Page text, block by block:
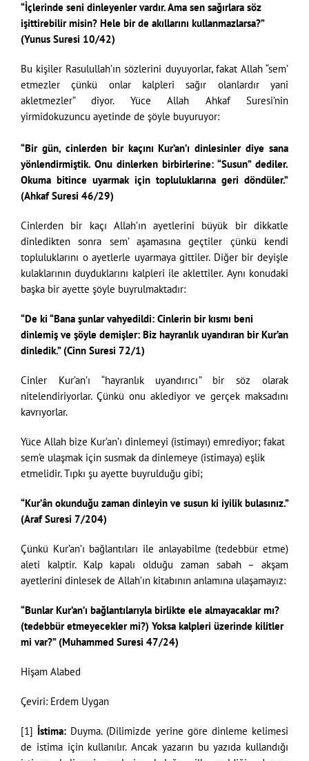
“İçlerinde seni dinleyenler vardır. Ama sen sağırlara söz
işittirebilir misin? Hele bir de akıllarını kullanmazlarsa?”
(Yunus Suresi 10/42)
Bu kişiler Rasulullah’ın sözlerini duyuyorlar, fakat Allah “sem’
etmezler çünkü onlar kalpleri sağır olanlardır yani
akletmezler” diyor. Yüce Allah Ahkaf Suresi’nin
yirmidokuzuncu ayetinde de şöyle buyuruyor:
“Bir gün, cinlerden bir kaçını Kur’an’ı dinlesinler diye sana
yönlendirmiştik. Onu dinlerken birbirlerine: “Susun” dediler.
Okuma bitince uyarmak için topluluklarına geri döndüler.”
(Ahkaf Suresi 46/29)
Cinlerden bir kaçı Allah’ın ayetlerini büyük bir dikkatle
dinledikten sonra sem’ aşamasına geçtiler çünkü kendi
topluluklarını o ayetlerle uyarmaya gittiler. Diğer bir deyişle
kulaklarının duyduklarını kalpleri ile aklettiler. Aynı konudaki
başka bir ayette şöyle buyrulmaktadır:
“De ki “Bana şunlar vahyedildi: Cinlerin bir kısmı beni
dinlemiş ve şöyle demişler: Biz hayranlık uyandıran bir Kur’an
dinledik.” (Cinn Suresi 72/1)
Cinler Kur’an’ı “hayranlık uyandırıcı” bir söz olarak
nitelendiriyorlar. Çünkü onu aklediyor ve gerçek maksadını
kavrıyorlar.
Yüce Allah bize Kur’an’ı dinlemeyi (istimayı) emrediyor; fakat
sem’e ulaşmak için susmak da dinlemeye (istimaya) eşlik
etmelidir. Tıpkı şu ayette buyrulduğu gibi;
“Kur’ân okunduğu zaman dinleyin ve susun ki iyilik bulasınız.”
(Araf Suresi 7/204)
Çünkü Kur’an’ı bağlantıları ile anlayabilme (tedebbür etme)
aleti kalptir. Kalp kapalı olduğu zaman sabah – akşam
ayetlerini dinlesek de Allah’ın kitabının anlamına ulaşamayız:
“Bunlar Kur’an’ı bağlantılarıyla birlikte ele almayacaklar mı?
(tedebbür etmeyecekler mi?) Yoksa kalp­leri üzerinde kilitler
mi var?” (Muhammed Suresi 47/24)
Hişam Alabed
Çeviri: Erdem Uygan
[1] İstima: Duyma. (Dilimizde yerine göre dinleme kelimesi
de istima için kullanılır. Ancak yazarın bu yazıda kullandığı